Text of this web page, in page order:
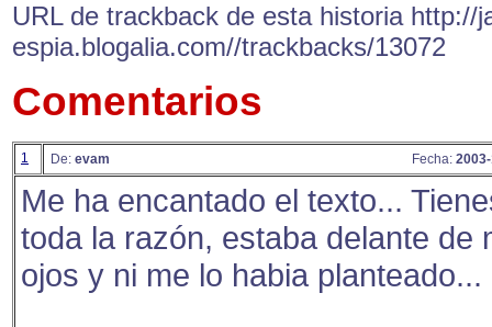
URL de trackback de esta historia http://
espia.blogalia.com//trackbacks/13072
Comentarios
1 De: evam Fecha:
Me ha encantado el texto...
toda la razón, estaba delante de
ojos y ni me lo habia planteado...